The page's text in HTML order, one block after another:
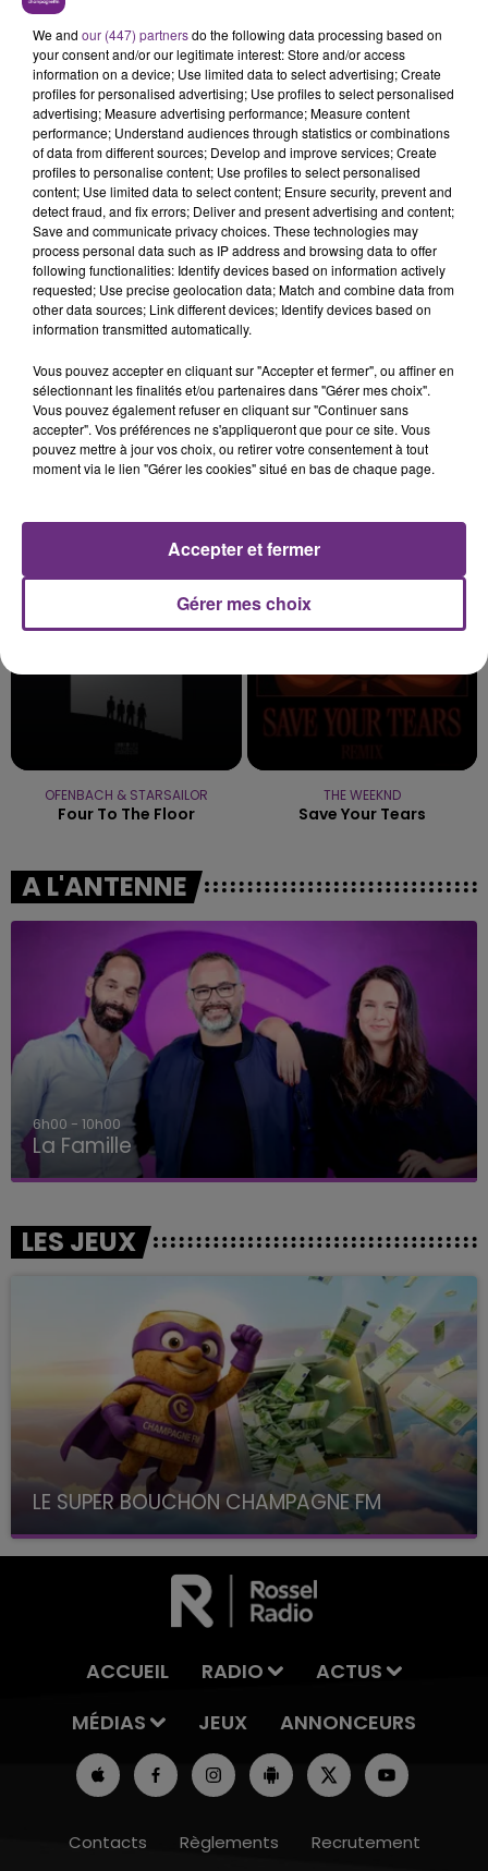
UN FEU DE REMORQUE BLOQUE LA
CIRCULATION DANS LES ARDENNES
Un feu de remorque s'est déclaré ce mercredi en
fin de matinée sur l'A34.
TITRES DIFFUSÉS
17h18
17h18
One Track Mind
17h16
17h16
Ailleurs
OFENBACH & STARSAILOR
Four To The Floor
THE WEEKND
Save Your Tears
A L'ANTENNE
6h00 - 10h00
La Famille
LES JEUX
LE SUPER BOUCHON CHAMPAGNE FM
avec La Famille Champagne FM, à 8H10
ACCUEIL RADIO
ACTUS
MÉDIAS
JEUX ANNONCEURS
Contacts Règlements Recrutement
We and our (447) partnersdo the following data processing based on
your consent and/or our legitimate interest: Store and/or access
information on a device; Use limited data to select advertising; Create
profiles for personalised advertising; Use profiles to select personalised
advertising; Measure advertising performance; Measure content
performance; Understand audiences through statistics or combinations
of data from different sources; Develop and improve services; Create
profiles to personalise content; Use profiles to select personalised
content; Use limited data to select content; Ensure security, prevent and
detect fraud, and fix errors; Deliver and present advertising and content;
Save and communicate privacy choices. These technologies may
process personal data such as IP address and browsing data to offer
following functionalities: Identify devices based on information actively
requested; Use precise geolocation data; Match and combine data from
other data sources; Link different devices; Identify devices based on
information transmitted automatically.
Vous pouvez accepter en cliquant sur "Accepter et fermer", ou affiner en
sélectionnant les finalités et/ou partenaires dans "Gérer mes choix".
Vous pouvez également refuser en cliquant sur "Continuer sans
accepter". Vos préférences ne s'appliqueront que pour ce site. Vous
pouvez mettre à jour vos choix, ou retirer votre consentement à tout
moment via le lien "Gérer les cookies" situé en bas de chaque page.
Gérer mes choix
Accepter et fermer